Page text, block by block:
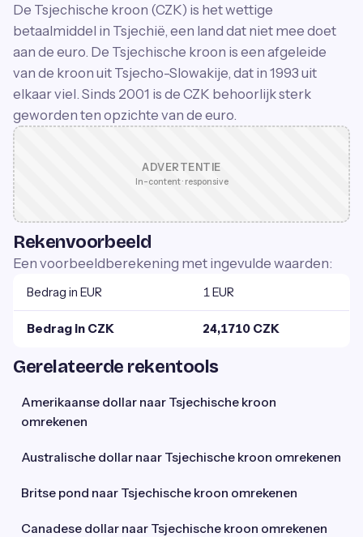
De Tsjechische kroon (CZK) is het wettige
betaalmiddel in Tsjechië, een land dat niet mee doet
aan de euro. De Tsjechische kroon is een afgeleide
van de kroon uit Tsjecho-Slowakije, dat in 1993 uit
elkaar viel. Sinds 2001 is de CZK behoorlijk sterk
geworden ten opzichte van de euro.
ADVERTENTIE
In-content · responsive
Rekenvoorbeeld
Een voorbeeldberekening met ingevulde waarden:
Bedrag in EUR 1 EUR
Bedrag in CZK 24,1710 CZK
Gerelateerde rekentools
Amerikaanse dollar naar Tsjechische kroon
omrekenen
Australische dollar naar Tsjechische kroon omrekenen
Britse pond naar Tsjechische kroon omrekenen
Canadese dollar naar Tsjechische kroon omrekenen